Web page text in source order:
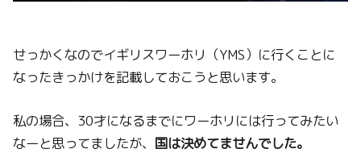
せっかくなのでイギリスワーホリ（YMS）に行くことに
なったきっかけを記載しておこうと思います。
私の場合、30才になるまでにワーホリには行ってみたい
なーと思ってましたが、 国は決めてませんでした。